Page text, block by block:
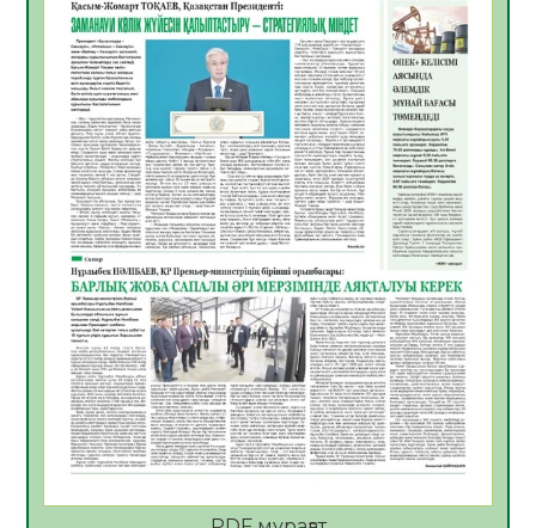
06.08.2026
36
Көкжөтел ауруы туралы
06.08.2026
33
АПВ вакцинасы туралы мәлімет
06.08.2026
33
Open Air: Қызылорда облысы полиция
департаменті 20 мыңнан астам
көрерменнің қауіпсіздігін қамтамасыз етті
06.08.2026
45
ҚЫЗЫЛОРДАДА «САНАЛЫ ҰРПАҚ –
ЖАРҚЫН БОЛАШАҚ» АТТЫ КЕҢЕЙТІЛГЕН
МӘЖІЛІС ӨТТІ
05.08.2026
45
Қазақстан Орталық Азиядағы көшуге ең